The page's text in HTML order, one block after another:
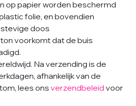
op papier worden beschermd
folie, en bovendien
doos
voorkomt dat de buis
Na verzending is de
afhankelijk van de
lees ons verzendbeleid voor